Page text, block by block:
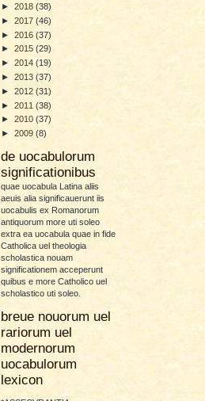
► 2018 (38)
► 2017 (46)
► 2016 (37)
► 2015 (29)
► 2014 (19)
► 2013 (37)
► 2012 (31)
► 2011 (38)
► 2010 (37)
► 2009 (8)
de uocabulorum
significationibus
quae uocabula Latina aliis
aeuis alia significauerunt iis
uocabulis ex Romanorum
antiquorum more uti soleo
extra ea uocabula quae in fide
Catholica uel theologia
scholastica nouam
significationem acceperunt
quibus e more Catholico uel
scholastico uti soleo.
breue nouorum uel
rariorum uel
modernorum
uocabulorum
lexicon